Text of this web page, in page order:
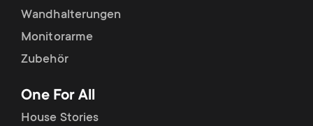
n
u
e
n
u
Wandhalterungen
Monitorarme
Zubehör
One For All
House Stories